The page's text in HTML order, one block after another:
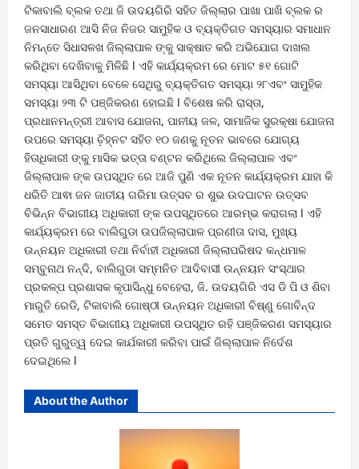
ଟିକାବାଲି ବ୍ଲକ ତଥା ଜି ଉଦୟଗିରି ସହିତ ଜିଲ୍ଲାର ପାଖା ପାଖି ବ୍ଲକ ର
ଜନସାଧାରଣ ଆସି ନିଜ ନିଜର ସାମୁହିକ ଓ ବ୍ୟକ୍ତିଗତ ସମସ୍ୟାର ସମାଧାନ
ନିମନ୍ତେ ସିଧାସଳଖ ଜିଲ୍ଲାପାଳ ଙ୍କୁ ସାକ୍ଷାତ କରି ଅଭିଯୋଗ ଦାଖଲ
କରିଥିବା ଦେଖିବାକୁ ମିଳିଛି l ଏହି କାର୍ଯ୍ୟକ୍ରମ ରେ ମୋଟ ୫୧ ଗୋଟି
ସମସ୍ୟା ଆସିଥିବା ବେଳେ ସେଥିରୁ ବ୍ୟକ୍ତିଗତ ସମସ୍ୟା ୨୮ଏବଂ ସାମୁହିକ
ସମସ୍ୟା ୨୩ ଟି ପଞ୍ଜିକରଣ ହୋଇଛି l ବିଶେଷ କରି ରାସ୍ତା,
ପ୍ରଧାନମନ୍ତ୍ରୀ ଆବାସ ଯୋଜନା, ପାନୀୟ ଜଳ, ସାମାଜିକ ସୁରକ୍ଷା ଯୋଜନା
ଉପରେ ସମସ୍ୟା ଚି଼ହ୍ନଟ ସହିତ ୧୦ ଜଣକୁ ନୂତନ ଭାବରେ ଯୋଗ୍ୟ
ହିତାଧିକାରୀ ଙ୍କୁ ମାସିକ ଭତ୍ତା ବଣ୍ଟନ କରିଥିଲେ ଜିଲ୍ଲାପାଳ ଏବଂ
ଜିଲ୍ଲାପାଳ ଙ୍କ ଉପସ୍ଥିତ ରେ ଆଜି ପୁଣି ଏକ ନୂତନ କାର୍ଯ୍ୟକ୍ରମ ଯାହା କି
ଧରିତି ଆଵା ଜନ ଜାତୀୟ ଗରିମା ଉତ୍ସବ ର ଶୁଭ ଉଦଘାଟନ ଉତ୍ସବ
ବିଭିନ୍ନ ବିଭାଗୀୟ ଅଧିକାରୀ ଙ୍କ ଉପସ୍ଥିତରେ ଆରମ୍ଭ କରାଗଲା l ଏହି
କାର୍ଯ୍ୟକ୍ରମ ରେ ବାଲିଗୁଡା ଉପଜିଲ୍ଲାପାଳ ପ୍ରଣୀତା ଦାସ, ମୁଖ୍ୟ
ଉନ୍ନୟନ ଅଧିକାରୀ ତଥା ନିର୍ବାହୀ ଅଧିକାରୀ ଜିଲ୍ଲାପରିଷଦ କନ୍ଧମାଳ
ସମ୍ବୁନାଥ ନନ୍ଦି, ବାଲିଗୁଡା ସମ୍ମନିତ ଆଦିବାସୀ ଉନ୍ନୟନ ସଂସ୍ଥାର
ପ୍ରକଳ୍ପ ପ୍ରଶାସକ କୃପାସିନ୍ଧୁ ବେହେରା, ଜି. ଉଦୟଗିରି ଏସ ଡି ପି ଓ ଶିବା
ମାରୁତି ରେଡି, ଟିକାବାଲି ଗୋଷ୍ଠୀ ଉନ୍ନୟନ ଅଧିକାରୀ ବିଷ୍ଣୁ ଗୋବିନ୍ଦ
ସମେତ ସମସ୍ତ ବିଭାଗୀୟ ଅଧିକାରୀ ଉପସ୍ଥିତ ରହି ପଞ୍ଜିକରଣ ସମସ୍ୟାର
ପ୍ରତି ଗୁରୁତ୍ୱ ଦେଇ କାର୍ଯକାରୀ କରିବା ପାଇଁ ଜିଲ୍ଲାପାଳ ନିର୍ଦେଶ
ଦେଇଥିଲେ l
About the Author